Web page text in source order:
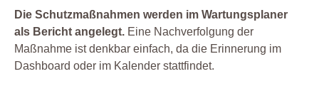
Die Schutzmaßnahmen werden im Wartungsplaner
als Bericht angelegt. Eine Nachverfolgung der
Maßnahme ist denkbar einfach, da die Erinnerung im
Dashboard oder im Kalender stattfindet.